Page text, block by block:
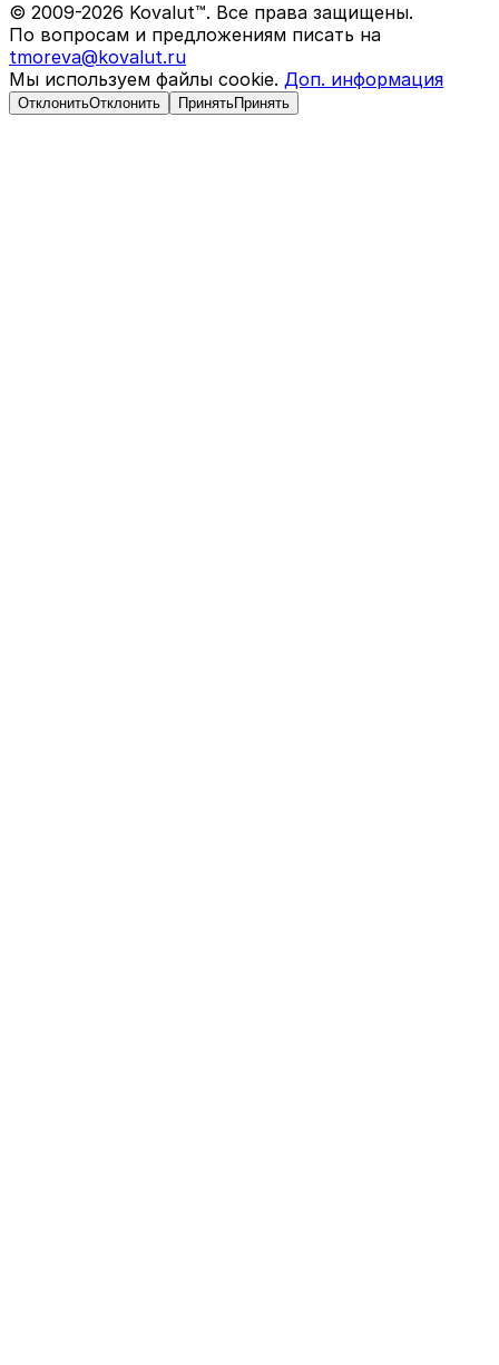
© 2009-2026 Kovalut™. Все права защищены.
По вопросам и предложениям писать на
tmoreva@kovalut.ru
Мы используем файлы cookie. Доп. информация
ОтклонитьОтклонить ПринятьПринять